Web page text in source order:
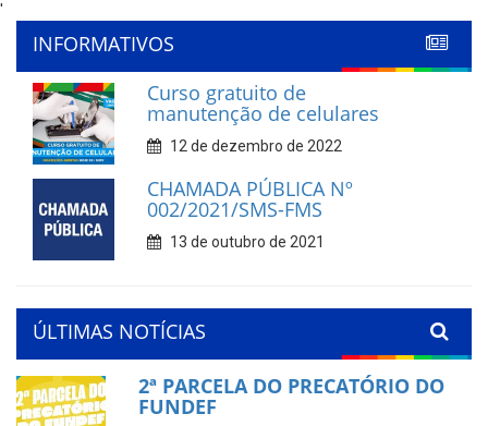
'
INFORMATIVOS
Curso gratuito de
manutenção de celulares
12 de dezembro de 2022
CHAMADA PÚBLICA Nº
002/2021/SMS-FMS
13 de outubro de 2021
ÚLTIMAS NOTÍCIAS
2ª PARCELA DO PRECATÓRIO DO
FUNDEF